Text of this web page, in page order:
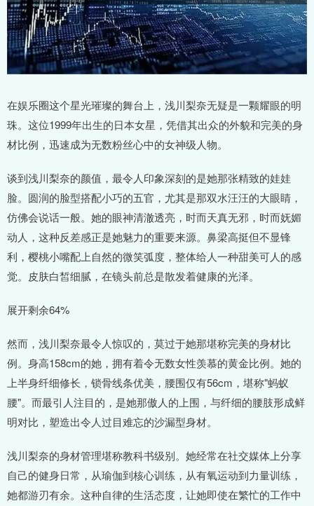
在娱乐圈这个星光璀璨的舞台上，浅川梨奈无疑是一颗耀眼的明
珠。这位1999年出生的日本女星，凭借其出众的外貌和完美的身
材比例，迅速成为无数粉丝心中的女神级人物。
谈到浅川梨奈的颜值，最令人印象深刻的是她那张精致的娃娃
脸。圆润的脸型搭配小巧的五官，尤其是那双水汪汪的大眼睛，
仿佛会说话一般。她的眼神清澈透亮，时而天真无邪，时而妩媚
动人，这种反差感正是她魅力的重要来源。鼻梁高挺但不显锋
利，樱桃小嘴配上自然的微笑弧度，整体给人一种甜美可人的感
觉。皮肤白皙细腻，在镜头前总是散发着健康的光泽。
展开剩余64%
然而，浅川梨奈最令人惊叹的，莫过于她那堪称完美的身材比
例。身高158cm的她，拥有着令无数女性羡慕的黄金比例。她的
上半身纤细修长，锁骨线条优美，腰围仅有56cm，堪称"蚂蚁
腰"。而最引人注目的，是她那傲人的上围，与纤细的腰肢形成鲜
明对比，塑造出令人过目难忘的沙漏型身材。
浅川梨奈的身材管理堪称教科书级别。她经常在社交媒体上分享
自己的健身日常，从瑜伽到核心训练，从有氧运动到力量训练，
她都游刃有余。这种自律的生活态度，让她即使在繁忙的工作中